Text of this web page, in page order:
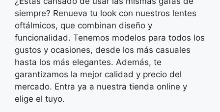
siempre? Renueva tu look con nuestros lentes
oftálmicos, que combinan diseño y
funcionalidad. Tenemos modelos para todos los
gustos y ocasiones, desde los más casuales
hasta los más elegantes. Además, te
garantizamos la mejor calidad y precio del
mercado. Entra ya a nuestra tienda online y
elige el tuyo.